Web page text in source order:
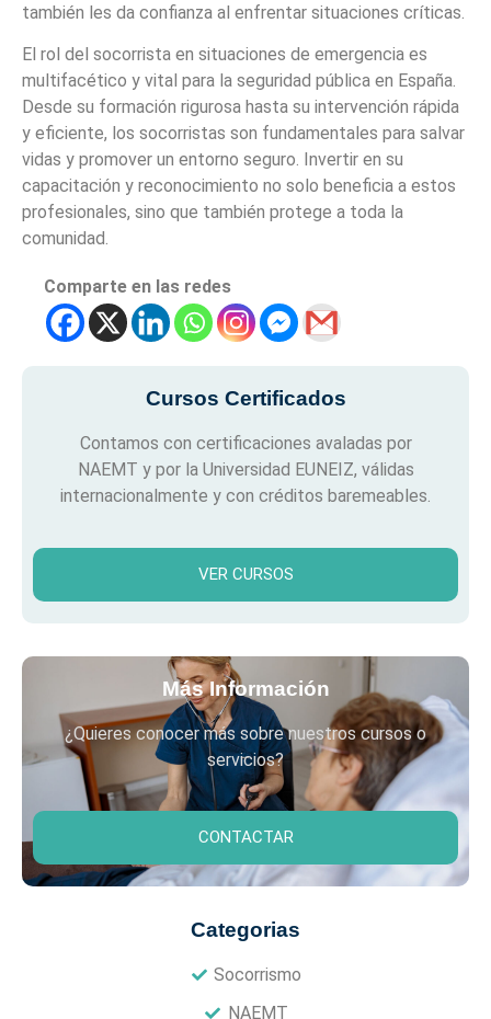
también les da confianza al enfrentar situaciones críticas.
El rol del socorrista en situaciones de emergencia es
multifacético y vital para la seguridad pública en España.
Desde su formación rigurosa hasta su intervención rápida
y eficiente, los socorristas son fundamentales para salvar
vidas y promover un entorno seguro. Invertir en su
capacitación y reconocimiento no solo beneficia a estos
profesionales, sino que también protege a toda la
comunidad.
Comparte en las redes
Cursos Certificados
Contamos con certificaciones avaladas por
NAEMT y por la Universidad EUNEIZ, válidas
internacionalmente y con créditos baremeables.
VER CURSOS
Más Información
¿Quieres conocer más sobre nuestros cursos o
servicios?
CONTACTAR
Categorias
Socorrismo
NAEMT